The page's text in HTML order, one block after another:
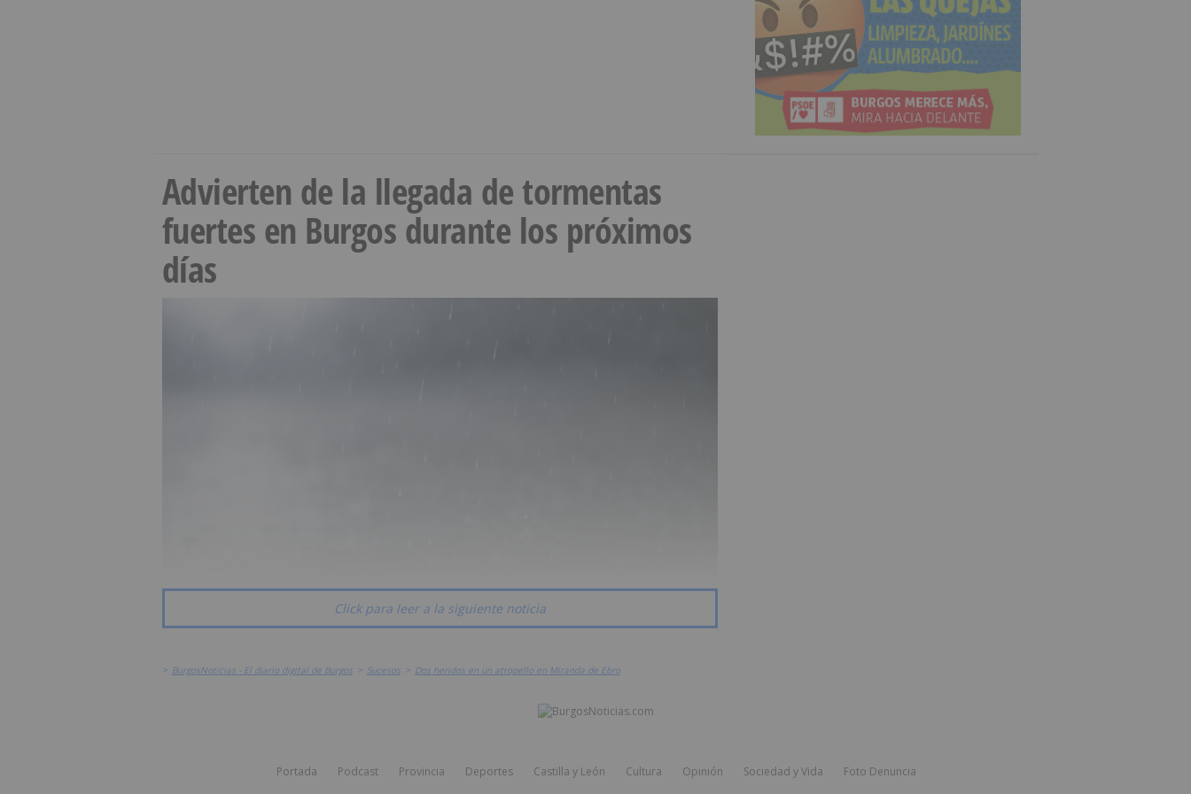
Advierten de la llegada de tormentas
fuertes en Burgos durante los próximos
días
Click para leer a la siguiente noticia
> BurgosNoticias - El diario digital de Burgos > Sucesos > Dos heridos en un atropello en Miranda de Ebro
Portada Podcast Provincia Deportes Castilla y León Cultura Opinión Sociedad y Vida Foto Denuncia